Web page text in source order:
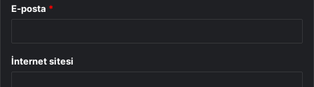
E-posta *
İnternet sitesi